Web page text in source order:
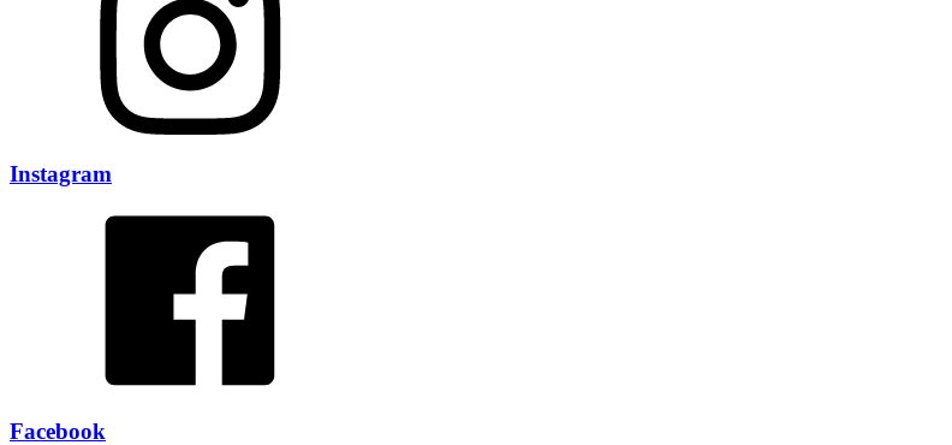
Instagram
Facebook